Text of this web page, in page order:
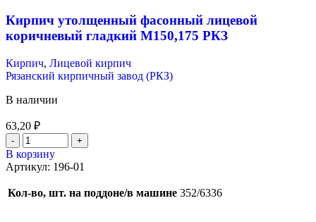
Кирпич утолщенный фасонный лицевой
коричневый гладкий М150,175 РКЗ
Кирпич, Лицевой кирпич
Рязанский кирпичный завод (РКЗ)
В наличии
63,20 ₽
В корзину
Артикул: 196-01
Кол-во, шт. на поддоне/в машине 352/6336